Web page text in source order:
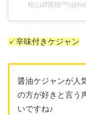
松山Ø英樹
✓辛味付きケジャン
醤油ケジャンが人
の方が好きと言う
いですね♪